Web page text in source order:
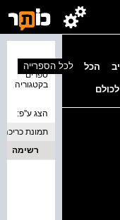
יב הכל
לכולם
ספרים
בקטגוריה
לכל הספרייה
הצג ע''פ:
תמונת כריכה
רשימה